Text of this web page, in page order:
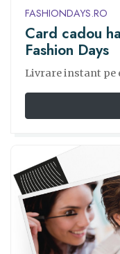
FASHIONDAYS.RO
Card cadou
Fashion Days
Livrare instant pe